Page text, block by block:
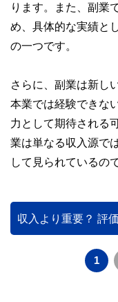
ります。また、副業
め、具体的な実績と
の一つです。
さらに、副業は新し
本業では経験できな
力として期待される
業は単なる収入源で
して見られているの
収入より重要？ 評
1